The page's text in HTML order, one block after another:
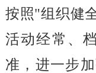
按照"组织健
活动经常、
准，进一步